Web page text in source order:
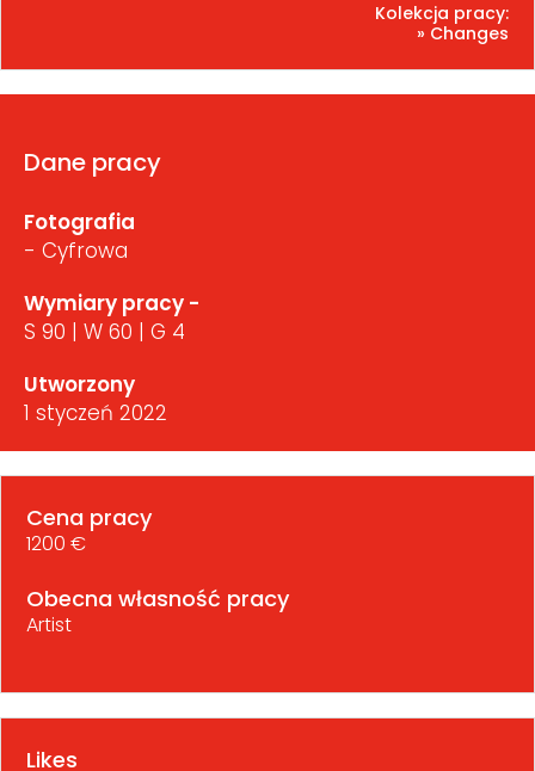
Kolekcja pracy:
» Changes
Dane pracy
Fotografia
- Cyfrowa
Wymiary pracy -
S 90 | W 60 | G 4
Utworzony
1 styczeń 2022
Cena pracy
1200 €
Obecna własność pracy
Artist
Likes